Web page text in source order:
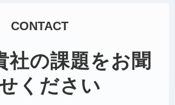
CONTACT
社の課題をお聞
ください